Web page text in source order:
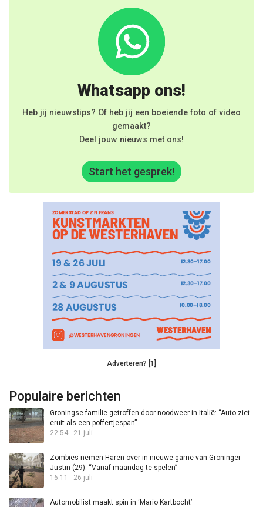
Whatsapp ons!
Heb jij nieuwstips? Of heb jij een boeiende foto of video
gemaakt?
Deel jouw nieuws met ons!
Start het gesprek!
Adverteren? [1]
Populaire berichten
Groningse familie getroffen door noodweer in Italië: “Auto ziet
eruit als een poffertjespan”
22:54 - 21 juli
Zombies nemen Haren over in nieuwe game van Groninger
Justin (29): “Vanaf maandag te spelen”
16:11 - 26 juli
Automobilist maakt spin in ‘Mario Kartbocht’